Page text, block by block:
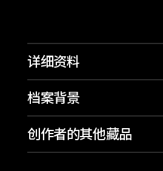
详细资料
档案背景
创作者的其他藏品